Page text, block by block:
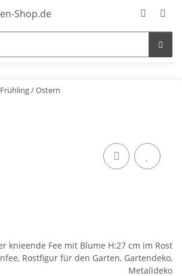
Frühling / Ostern